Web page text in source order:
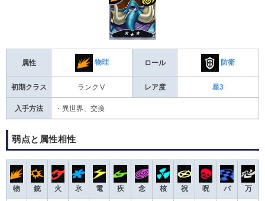
属性 物理 ロール 防衛
初期クラス ランクⅤ レア度 星3
入手方法 ・異世界、交換
弱点と属性相性
物 銃 火 氷 電 疾 念 核 祝 呪 バ 万